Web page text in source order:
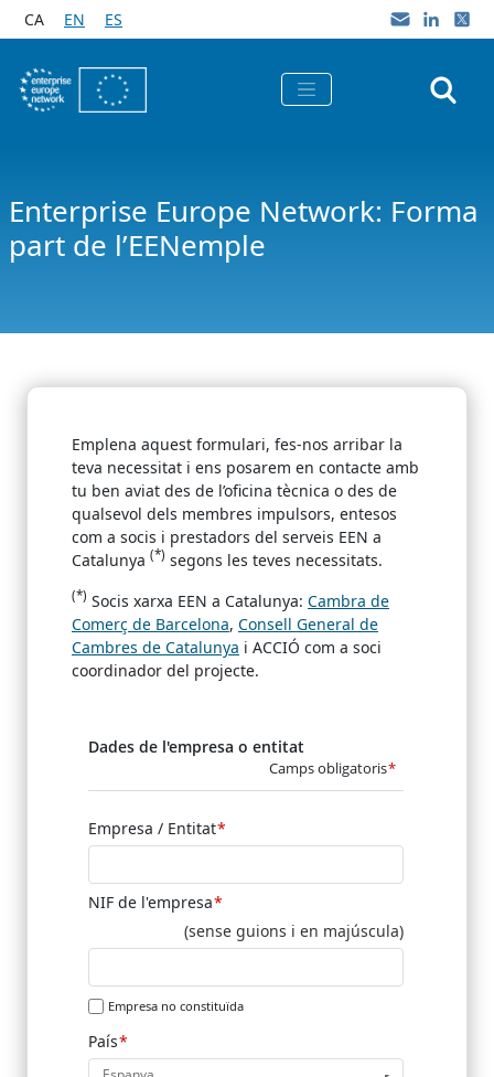
Salta al contingut principal
CA EN ES
Enterprise Europe Network: Forma
part de l’EENemple
Emplena aquest formulari, fes-nos arribar la
teva necessitat i ens posarem en contacte amb
tu ben aviat des de l’oficina tècnica o des de
qualsevol dels membres impulsors, entesos
com a socis i prestadors del serveis EEN a
Catalunya (*) segons les teves necessitats.
(*) Socis xarxa EEN a Catalunya: Cambra de
Comerç de Barcelona, Consell General de
Cambres de Catalunya i ACCIÓ com a soci
coordinador del projecte.
Dades de l'empresa o entitat
Camps obligatoris
Empresa / Entitat
NIF de l'empresa
(sense guions i en majúscula)
Empresa no constituïda
País